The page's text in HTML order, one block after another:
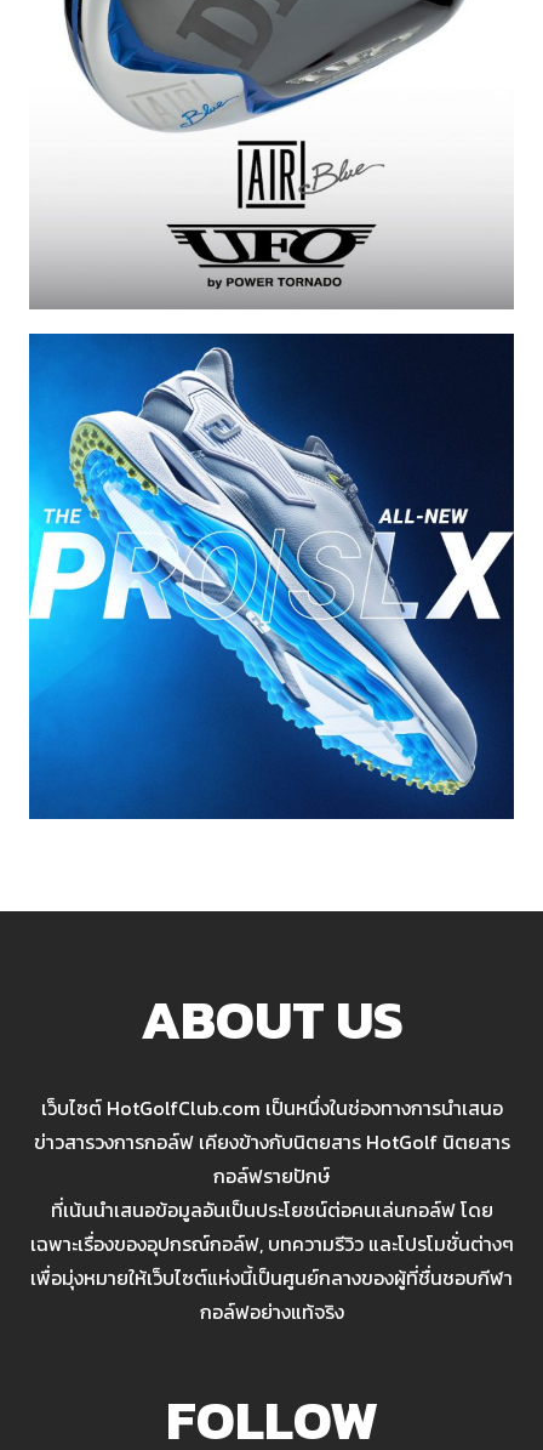
ABOUT US
เว็บไซต์ HotGolfClub.com เป็นหนึ่งในช่องทางการนำเสนอ
ข่าวสารวงการกอล์ฟ เคียงข้างกับนิตยสาร HotGolf นิตยสาร
กอล์ฟรายปักษ์
ที่เน้นนำเสนอข้อมูลอันเป็นประโยชน์ต่อคนเล่นกอล์ฟ โดย
เฉพาะเรื่องของอุปกรณ์กอล์ฟ, บทความรีวิว และโปรโมชั่นต่างๆ
เพื่อมุ่งหมายให้เว็บไซต์แห่งนี้เป็นศูนย์กลางของผู้ที่ชื่นชอบกีฬา
กอล์ฟอย่างแท้จริง
FOLLOW